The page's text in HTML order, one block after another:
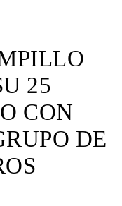
25
CON
DE